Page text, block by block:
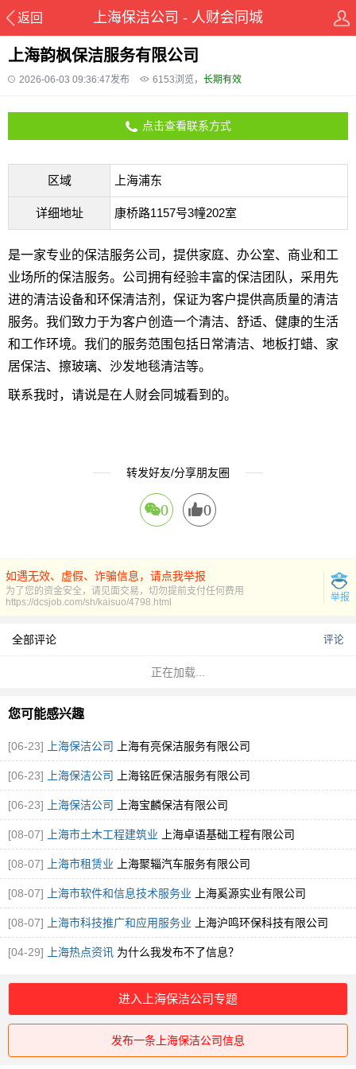
上海韵枫保洁服务有限公司
2026-06-03 09:36:47发布 6153浏览， 长期有效
点击查看联系方式
区域 上海浦东
详细地址 康桥路1157号3幢202室
是一家专业的保洁服务公司，提供家庭、办公室、商业和工
业场所的保洁服务。公司拥有经验丰富的保洁团队，采用先
进的清洁设备和环保清洁剂，保证为客户提供高质量的清洁
服务。我们致力于为客户创造一个清洁、舒适、健康的生活
和工作环境。我们的服务范围包括日常清洁、地板打蜡、家
居保洁、擦玻璃、沙发地毯清洁等。
联系我时，请说是在人财会同城看到的。
转发好友/分享朋友圈
0 0
如遇无效、虚假、诈骗信息，请点我举报
为了您的资金安全，请见面交易，切勿提前支付任何费用
举报
https://dcsjob.com/sh/kaisuo/4798.html
全部评论 评论
正在加载...
您可能感兴趣
[06-23] 上海保洁公司 上海有亮保洁服务有限公司
[06-23] 上海保洁公司 上海铭匠保洁服务有限公司
[06-23] 上海保洁公司 上海宝麟保洁有限公司
[08-07] 上海市土木工程建筑业 上海卓语基础工程有限公司
[08-07] 上海市租赁业 上海聚辎汽车服务有限公司
[08-07] 上海市软件和信息技术服务业 上海奚源实业有限公司
[08-07] 上海市科技推广和应用服务业 上海沪鸣环保科技有限公司
[04-29] 上海热点资讯 为什么我发布不了信息？
进入上海保洁公司专题
发布一条上海保洁公司信息
返回 上海保洁公司 - 人财会同城